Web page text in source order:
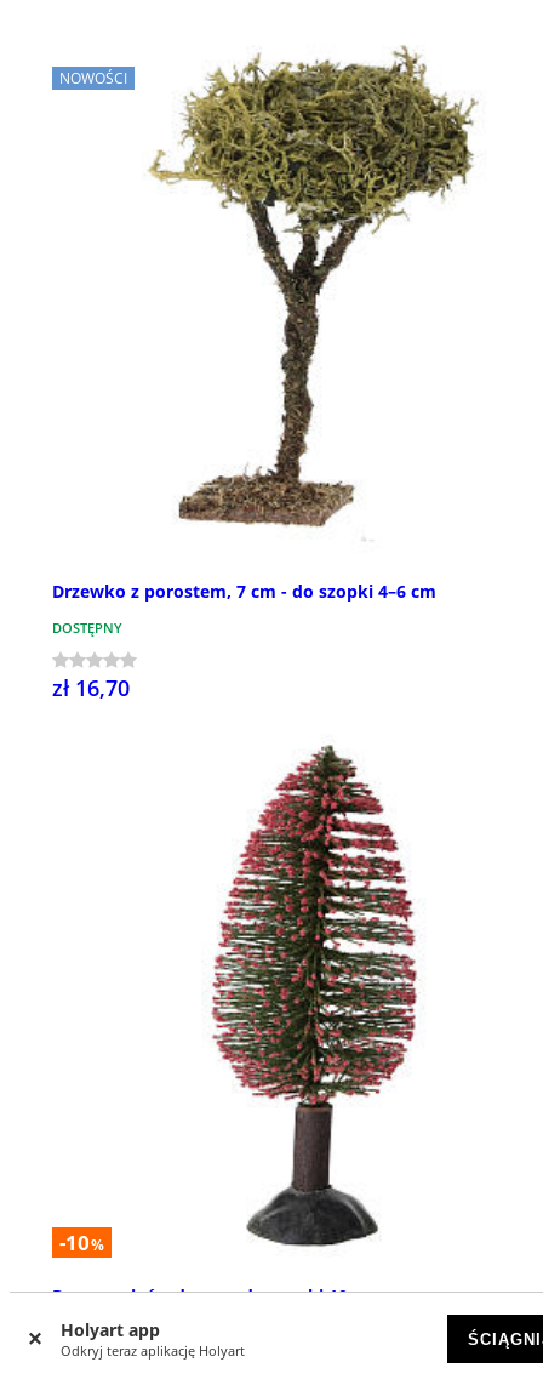
Holyart app
Odkryj teraz aplikację Holyart
NOWOŚCI
Drzewko z porostem, 7 cm - do szopki 4–6 cm
DOSTĘPNY
zł 16,70
-10%
Drzewo pień z drewna do szopki 10 cm
DOSTĘPNY